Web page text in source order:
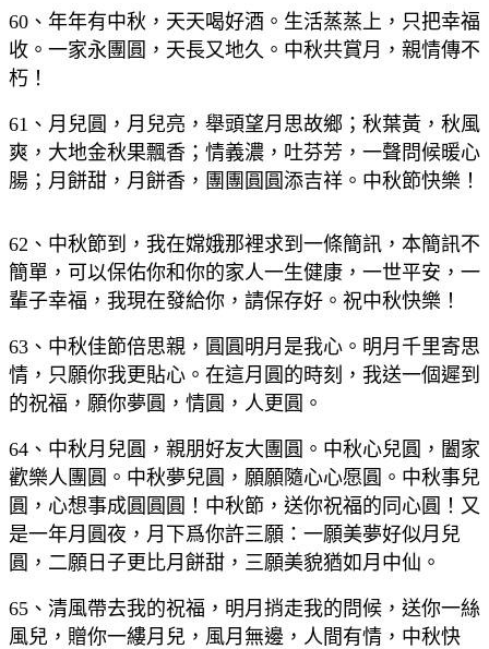
60、年年有中秋，天天喝好酒。生活蒸蒸上，只把幸福
收。一家永團圓，天長又地久。中秋共賞月，親情傳不
朽！
61、月兒圓，月兒亮，舉頭望月思故鄉；秋葉黃，秋風
爽，大地金秋果飄香；情義濃，吐芬芳，一聲問候暖心
腸；月餅甜，月餅香，團團圓圓添吉祥。中秋節快樂！
62、中秋節到，我在嫦娥那裡求到一條簡訊，本簡訊不
簡單，可以保佑你和你的家人一生健康，一世平安，一
輩子幸福，我現在發給你，請保存好。祝中秋快樂！
63、中秋佳節倍思親，圓圓明月是我心。明月千里寄思
情，只願你我更貼心。在這月圓的時刻，我送一個遲到
的祝福，願你夢圓，情圓，人更圓。
64、中秋月兒圓，親朋好友大團圓。中秋心兒圓，闔家
歡樂人團圓。中秋夢兒圓，願願隨心心愿圓。中秋事兒
圓，心想事成圓圓圓！中秋節，送你祝福的同心圓！又
是一年月圓夜，月下爲你許三願：一願美夢好似月兒
圓，二願日子更比月餅甜，三願美貌猶如月中仙。
65、清風帶去我的祝福，明月捎走我的問候，送你一絲
風兒，贈你一縷月兒，風月無邊，人間有情，中秋快